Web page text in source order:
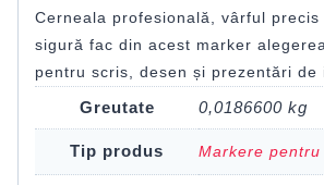
Cerneala profesională, vârful precis
sigură fac din acest marker
pentru scris, desen și prezentări de
Greutate 0,0186600 kg
Tip produs Markere